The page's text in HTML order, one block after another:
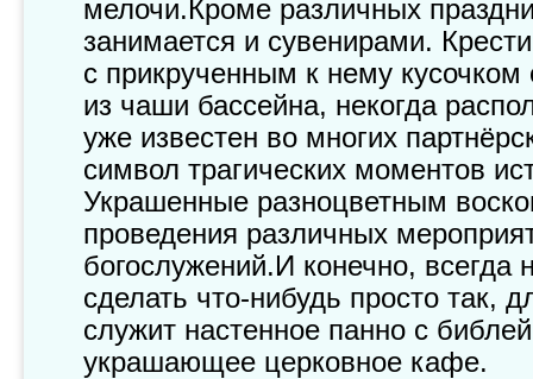
мелочи.Кроме различных
занимается и сувенирами.
с прикрученным к нему кусочком
из чаши бассейна, некогда
уже известен во многих
символ трагических моментов
Украшенные разноцветным
проведения различных
богослужений.И конечно, всегда
сделать что-нибудь просто так,
служит настенное панно с
украшающее церковное кафе.